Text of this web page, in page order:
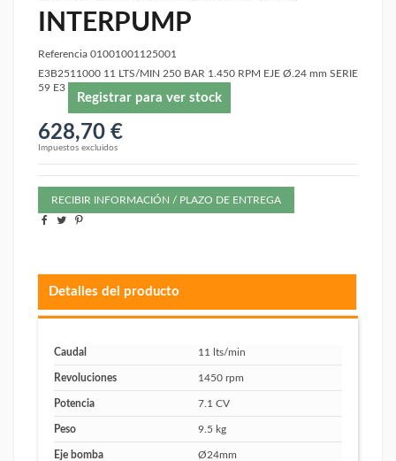
INTERPUMP
Referencia 01001001125001
E3B2511000 11 LTS/MIN 250 BAR 1.450 RPM EJE Ø.24 mm SERIE
59 E3
Registrar para ver stock
628,70 €
Impuestos excluidos
RECIBIR INFORMACIÓN / PLAZO DE ENTREGA
Detalles del producto
Caudal 11 lts/min
Revoluciones 1450 rpm
Potencia 7.1 CV
Peso 9.5 kg
Eje bomba Ø24mm